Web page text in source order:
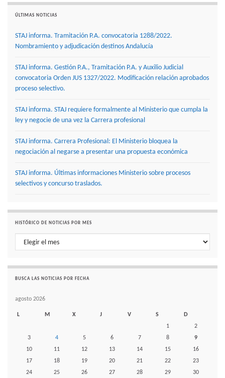
ÚLTIMAS NOTICIAS
STAJ informa. Tramitación P.A. convocatoria 1288/2022.
Nombramiento y adjudicación destinos Andalucía
STAJ informa. Gestión P.A., Tramitación P.A. y Auxilio Judicial
convocatoria Orden JUS 1327/2022. Modificación relación aprobados
proceso selectivo.
STAJ informa. STAJ requiere formalmente al Ministerio que cumpla la
ley y negocie de una vez la Carrera profesional
STAJ informa. Carrera Profesional: El Ministerio bloquea la
negociación al negarse a presentar una propuesta económica
STAJ informa. Últimas informaciones Ministerio sobre procesos
selectivos y concurso traslados.
HISTÓRICO DE NOTICIAS POR MES
Histórico de noticias por mes
BUSCA LAS NOTICIAS POR FECHA
agosto 2026
L M X J V S
D
1
2
3
4 5 6 7 8
9
10
11 12 13 14 15
16
17
18 19 20 21 22
23
24
25 26 27 28 29
30